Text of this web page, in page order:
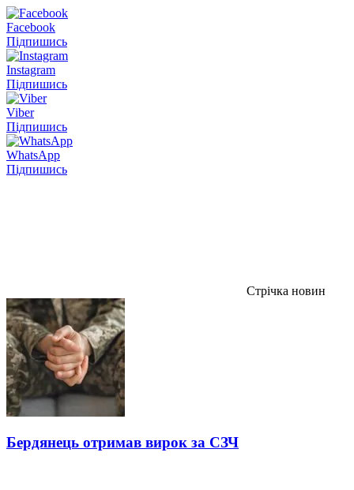
Facebook
Підпишись
Instagram
Підпишись
Viber
Підпишись
WhatsApp
Підпишись
Стрічка новин
Бердянець отримав вирок за СЗЧ